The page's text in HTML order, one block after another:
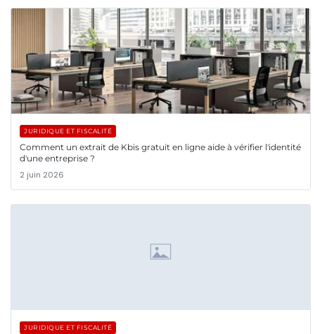
JURIDIQUE ET FISCALITÉ
Comment un extrait de Kbis gratuit en ligne aide à vérifier l'identité
d'une entreprise ?
2 juin 2026
JURIDIQUE ET FISCALITÉ